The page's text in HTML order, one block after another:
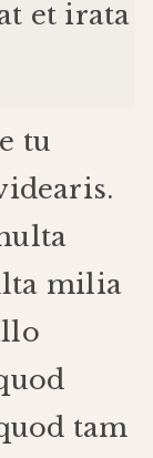
et irata
tu
.
milia
tam